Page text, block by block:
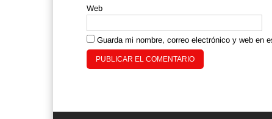
Web
Guarda mi nombre, correo electrónico y web en